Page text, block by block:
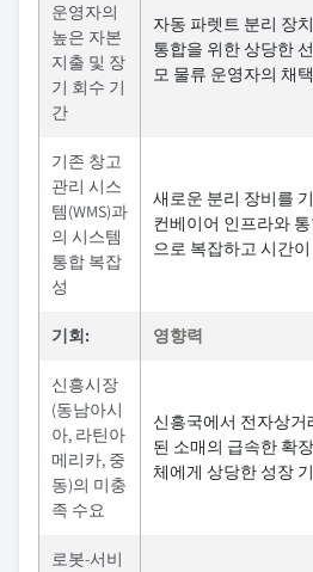
운영자의
높은 자본
지출 및 장
기 회수 기
간
자동 파렛트 분리 장
통합을 위한 상당한
모 물류 운영자의 채
기존 창고
관리 시스
템(WMS)과
의 시스템
통합 복잡
성
새로운 분리 장비를
컨베이어 인프라와
으로 복잡하고 시간
기회: 영향력
신흥시장
(동남아시
아, 라틴아
메리카, 중
동)의 미충
족 수요
신흥국에서 전자상거
된 소매의 급속한 확
체에게 상당한 성장
로봇-서비